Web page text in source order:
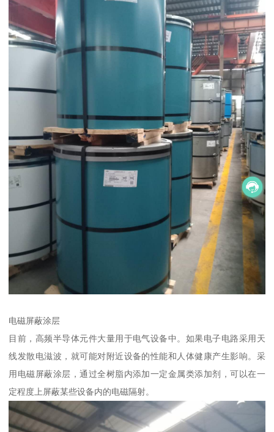
电磁屏蔽涂层
目前，高频半导体元件大量用于电气设备中。如果电子电路采用天
线发散电滋波，就可能对附近设备的性能和人体健康产生影响。采
用电磁屏蔽涂层，通过全树脂内添加一定金属类添加剂，可以在一
定程度上屏蔽某些设备内的电磁隔射。